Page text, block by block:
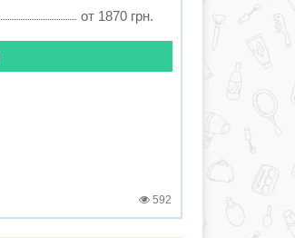
от 1870 грн.
592